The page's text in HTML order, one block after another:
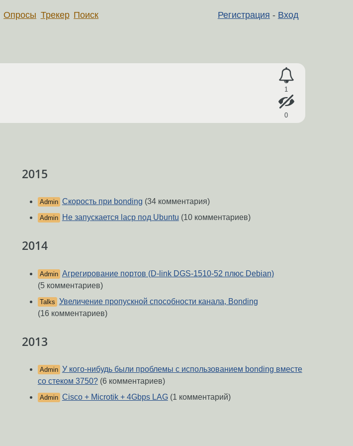
Регистрация - Вход
Опросы Трекер Поиск
1
0
2015
Admin Скорость при bonding (34 комментария)
Admin Не запускается lacp под Ubuntu (10 комментариев)
2014
Admin Агрегирование портов (D-link DGS-1510-52 плюс Debian)
(5 комментариев)
Talks Увеличение пропускной способности канала, Bonding
(16 комментариев)
2013
Admin У кого-нибудь были проблемы с использованием bonding вместе
со стеком 3750?(6 комментариев)
Admin Cisco + Microtik + 4Gbps LAG(1 комментарий)